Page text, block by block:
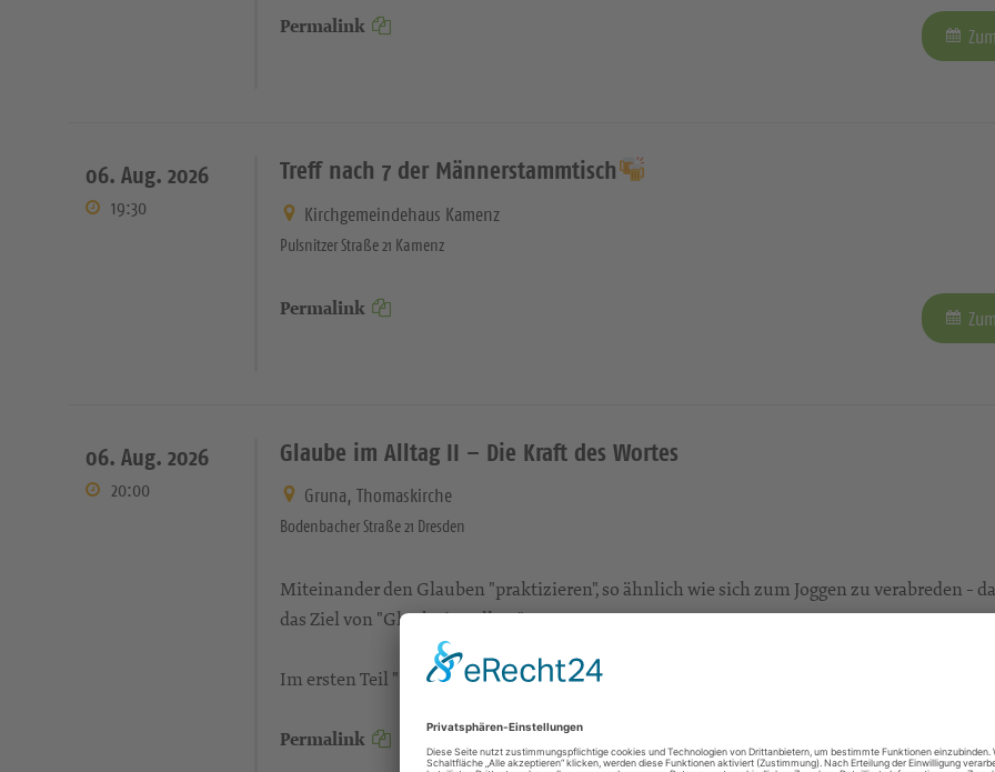
Permalink
06. Aug. 2026
19:30
Treff nach 7 der Männerstammtisch
Kirchgemeindehaus Kamenz
Pulsnitzer Straße 21 Kamenz
Permalink
06. Aug. 2026
20:00
Glaube im Alltag II – Die Kraft des Wortes
Gruna, Thomaskirche
Bodenbacher Straße 21 Dresden
Miteinander den Glauben "praktizieren", so ähnlich wie sich zum Joggen zu verabreden -
das Ziel von "Glaube im Alltag".
Im ersten Teil "Kraft der Stille" schweigen wir nach einem kurzen Impuls...
Permalink